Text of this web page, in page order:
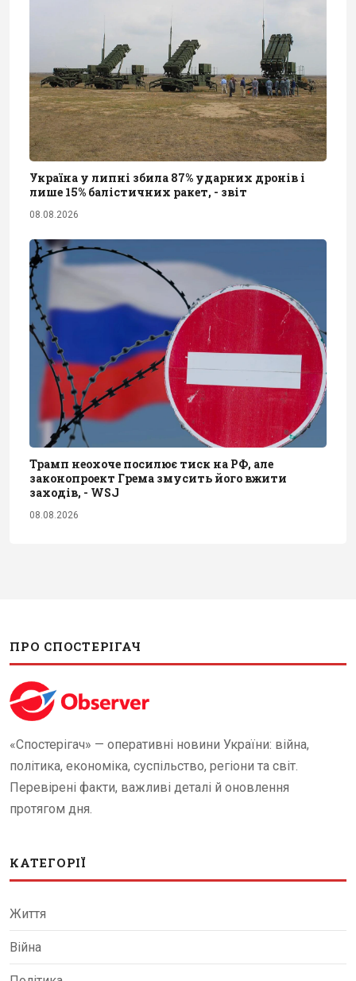
Україна у липні збила 87% ударних дронів і
лише 15% балістичних ракет, - звіт
08.08.2026
Трамп неохоче посилює тиск на РФ, але
законопроект Грема змусить його вжити
заходів, - WSJ
08.08.2026
ПРО СПОСТЕРІГАЧ
«Спостерігач» — оперативні новини України: війна,
політика, економіка, суспільство, регіони та світ.
Перевірені факти, важливі деталі й оновлення
протягом дня.
КАТЕГОРІЇ
Життя
Війна